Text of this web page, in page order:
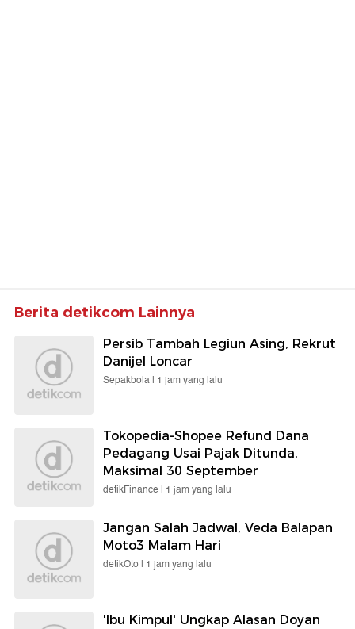
Berita detikcom Lainnya
Persib Tambah Legiun Asing, Rekrut
Danijel Loncar
Sepakbola | 1 jam yang lalu
Tokopedia-Shopee Refund Dana
Pedagang Usai Pajak Ditunda,
Maksimal 30 September
detikFinance | 1 jam yang lalu
Jangan Salah Jadwal, Veda Balapan
Moto3 Malam Hari
detikOto | 1 jam yang lalu
'Ibu Kimpul' Ungkap Alasan Doyan